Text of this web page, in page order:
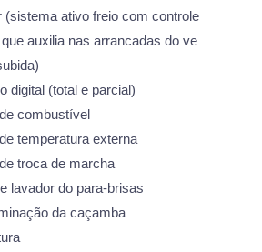
(sistema ativo freio com controle
auxilia nas arrancadas do ve
digital (total e parcial)
combustível
temperatura externa
troca de marcha
lavador do para-brisas
da caçamba